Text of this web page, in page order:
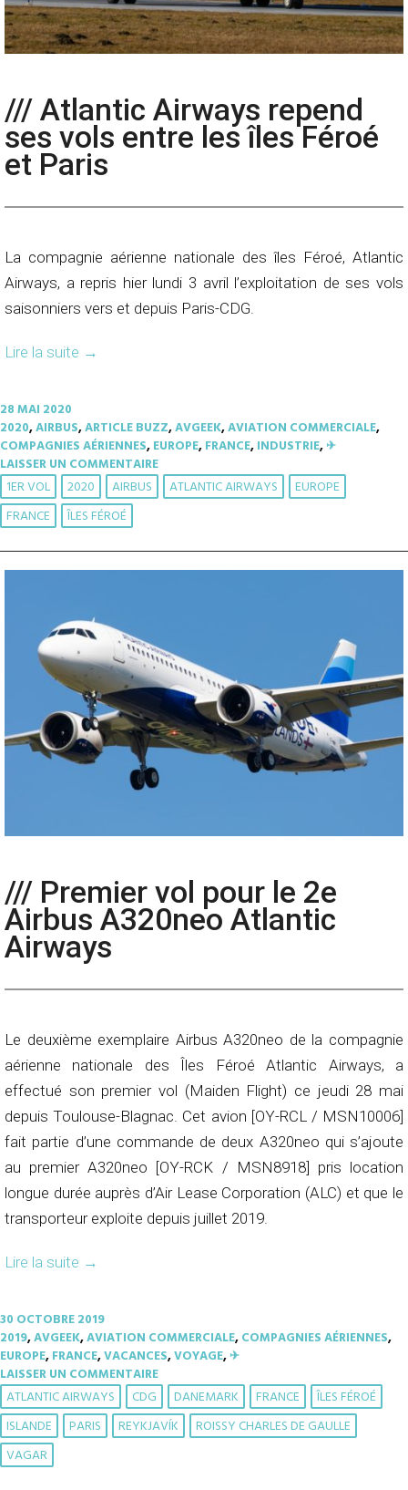
/// Atlantic Airways repend
ses vols entre les îles Féroé
et Paris
La compagnie aérienne nationale des îles Féroé, Atlantic
Airways, a repris hier lundi 3 avril l’exploitation de ses vols
saisonniers vers et depuis Paris-CDG.
Lire la suite →
28 MAI 2020
2020,AIRBUS,ARTICLE BUZZ,AVGEEK,AVIATION COMMERCIALE,
COMPAGNIES AÉRIENNES,EUROPE,FRANCE,INDUSTRIE,✈︎
LAISSER UN COMMENTAIRE
1ER VOL 2020 AIRBUS ATLANTIC AIRWAYS
EUROPE
FRANCE
ÎLES FÉROÉ
/// Premier vol pour le 2e
Airbus A320neo Atlantic
Airways
Le deuxième exemplaire Airbus A320neo de la compagnie
aérienne nationale des Îles Féroé Atlantic Airways, a
effectué son premier vol (Maiden Flight) ce jeudi 28 mai
depuis Toulouse-Blagnac. Cet avion [OY-RCL / MSN10006]
fait partie d’une commande de deux A320neo qui s’ajoute
au premier A320neo [OY-RCK / MSN8918] pris location
longue durée auprès d’Air Lease Corporation (ALC) et que le
transporteur exploite depuis juillet 2019.
Lire la suite →
30 OCTOBRE 2019
2019,AVGEEK,AVIATION COMMERCIALE,COMPAGNIES AÉRIENNES,
EUROPE,FRANCE,VACANCES,VOYAGE,✈︎
LAISSER UN COMMENTAIRE
ATLANTIC AIRWAYS CDG DANEMARK FRANCE
ÎLES FÉROÉ
ISLANDE
PARIS REYKJAVÍK
ROISSY CHARLES DE GAULLE
VAGAR